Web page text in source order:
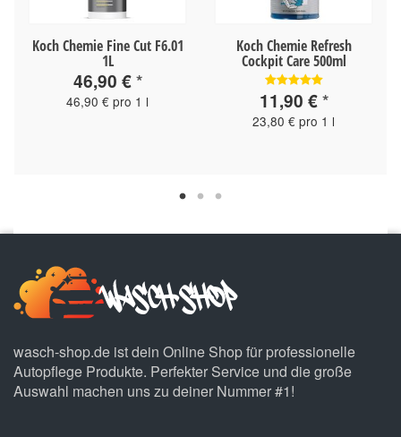
Koch Chemie Fine Cut F6.01
1L
46,90 €*
46,90 € pro 1 l
Koch Chemie Refresh
Cockpit Care 500ml
11,90 €*
23,80 € pro 1 l
wasch-shop.de ist dein Online Shop für professionelle
Autopflege Produkte. Perfekter Service und die große
Auswahl machen uns zu deiner Nummer #1!